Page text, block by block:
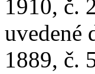
1910, č.
uvedené
1889, č.